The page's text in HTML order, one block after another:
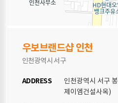
우보브랜드샵 인천
인천광역시 서구
ADDRESS
인천광역시 서구
제이엠건설사옥)